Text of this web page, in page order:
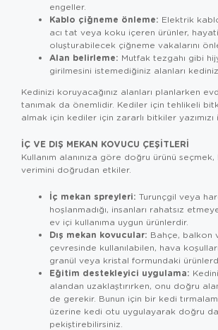
engeller.
Kablo çiğneme önleme: Elektrik
acı tat veya koku içeren ürünler,
oluşturabilecek çiğneme vakalarını
Alan belirleme: Mutfak tezgahı gibi
girilmesini istemediğiniz alanları
Kedinizi koruyacağınız alanları planlarken
tanımak da önemlidir. Kediler için tehlikeli
almak için kediler için zararlı bitkiler
İÇ VE DIŞ MEKAN KOVUCU ÇEŞITLERI
Kullanım alanınıza göre doğru ürünü seçmek,
verimini doğrudan etkiler.
İç mekan spreyleri: Turunçgil veya
hoşlanmadığı, insanları rahatsız
ev içi kullanıma uygun ürünlerdir.
Dış mekan kovucular: Bahçe, balkon
çevresinde kullanılabilen, hava
granül veya kristal formundaki
Eğitim destekleyici uygulama:
alandan uzaklaştırırken, onu doğru
de gerekir. Bunun için bir kedi
üzerine kedi otu uygulayarak doğru
pekiştirebilirsiniz.